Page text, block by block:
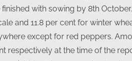
with sowing by 8th
and 11.8 per cent for winter
except for red peppers.
respectively at the time of the